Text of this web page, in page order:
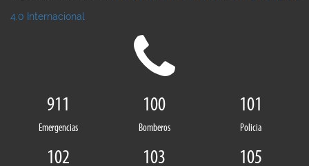
4.0 Internacional
911
Emergencias
100
Bomberos
101
Policia
102 103 105